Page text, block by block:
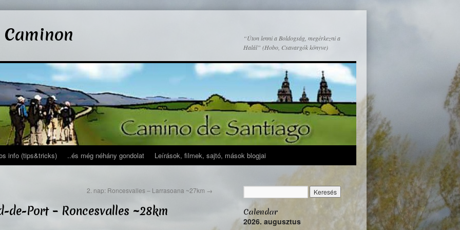
“Úton lenni a Boldogság, megérkezni a
Halál” (Hobo, Csavargók könyve)
info (tips&tricks) ..és még néhány gondolat Leírások, filmek, sajtó, mások blogjai
2. nap: Roncesvalles – Larrasoana ~27km →
de-Port – Roncesvalles ~28km
Calendar
2026. augusztus